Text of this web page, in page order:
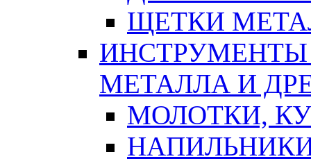
ЩЕТКИ
ИНСТРУМЕНТЫ
МЕТАЛЛА И
МОЛОТКИ,